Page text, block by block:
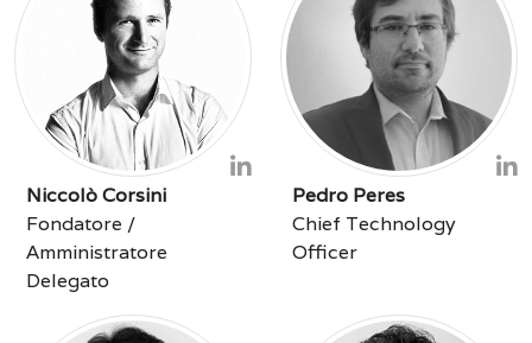
Niccolò Corsini
Fondatore /
Amministratore
Delegato
Pedro Peres
Chief Technology
Officer